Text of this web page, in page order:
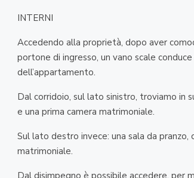
INTERNI
Accedendo alla proprietà, dopo aver
portone di ingresso, un vano scale
dell’appartamento.
Dal corridoio, sul lato sinistro, troviamo in
e una prima camera matrimoniale.
Sul lato destro invece: una sala da
matrimoniale.
Dal disimpegno è possibile accedere, per